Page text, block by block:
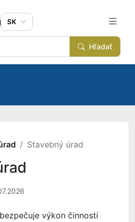
Hľadať
SK
Stavebný úrad
výkon činností